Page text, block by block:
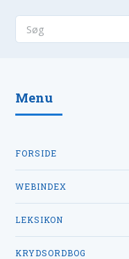
Menu
FORSIDE
WEBINDEX
LEKSIKON
KRYDSORDBOG